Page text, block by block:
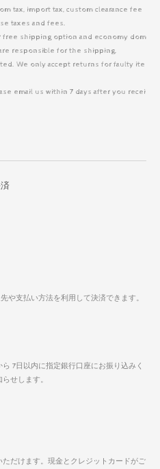
tax, import tax, custom clearance fee
taxes and fees.
shipping option and economy dom
responsible for the shipping.
We only accept returns for faulty ite
email us within 7 days after you recei
や支払い方法を利用して決済できます。
7日以内に指定銀行口座にお振り込みく
せします。
だけます。現金とクレジットカードがご